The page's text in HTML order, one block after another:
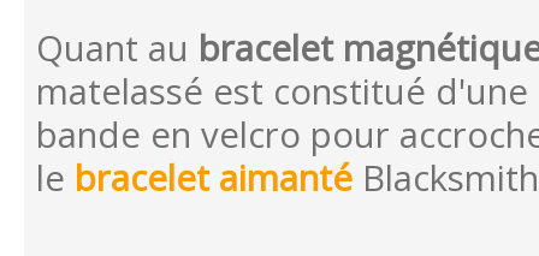
Quant au bracelet
matelassé est constitué
bande en velcro pour
le bracelet aimanté